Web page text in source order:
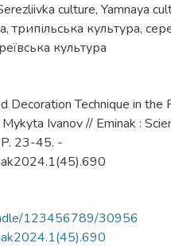
culture, Yamnaya
, трипільська культура,
культура
Decoration Technique in the
Ivanov // Eminak :
23-45. -
123456789/30956